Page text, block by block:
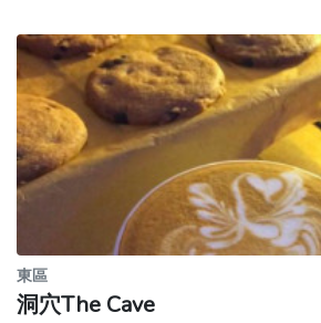
東區
洞穴The Cave